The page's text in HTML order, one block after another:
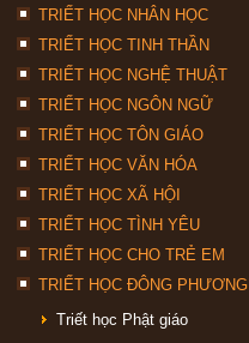
TRIẾT HỌC NHÂN HỌC
TRIẾT HỌC TINH THẦN
TRIẾT HỌC NGHỆ THUẬT
TRIẾT HỌC NGÔN NGỮ
TRIẾT HỌC TÔN GIÁO
TRIẾT HỌC VĂN HÓA
TRIẾT HỌC XÃ HỘI
TRIẾT HỌC TÌNH YÊU
TRIẾT HỌC CHO TRẺ EM
TRIẾT HỌC ĐÔNG PHƯƠNG
Triết học Phật giáo